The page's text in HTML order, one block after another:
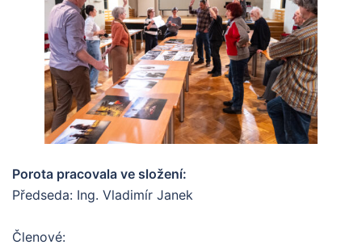
Porota pracovala ve složení:
Předseda: Ing. Vladimír Janek
Členové: